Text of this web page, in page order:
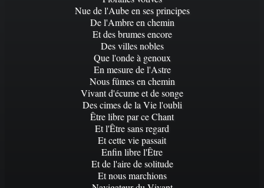
Nue de l'Aube en ses principes
De l'Ambre en chemin
Et des brumes encore
Des villes nobles
Que l'onde à genoux
En mesure de l'Astre
Nous fûmes en chemin
Vivant d'écume et de songe
Des cimes de la Vie l'oubli
Être libre par ce Chant
Et l'Être sans regard
Et cette vie passait
Enfin libre l'Être
Et de l'aire de solitude
Et nous marchions